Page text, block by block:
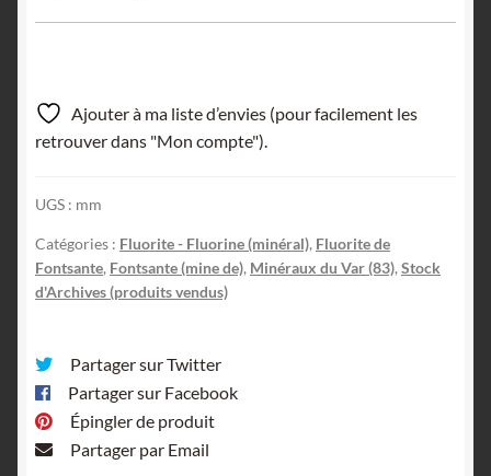
Ajouter à ma liste d’envies (pour facilement les
retrouver dans "Mon compte").
UGS : mm
Catégories : Fluorite - Fluorine (minéral), Fluorite de
Fontsante, Fontsante (mine de), Minéraux du Var (83), Stock
d'Archives (produits vendus)
Partager sur Twitter
Partager sur Facebook
Épingler de produit
Partager par Email